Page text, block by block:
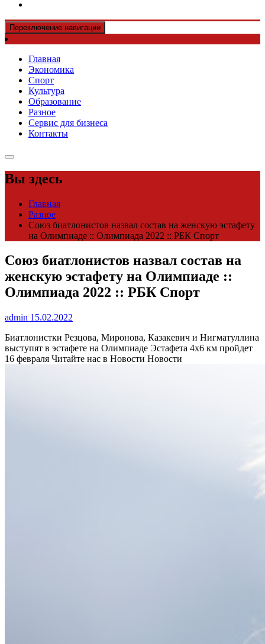
Переключение навигации
Главная
Экономика
Спорт
Культура
Образование
Разное
Сервис для бизнеса
Контакты
Вы здесь
Главная
Разное
Союз биатлонистов назвал состав на женскую эстафету
на Олимпиаде :: Олимпиада 2022 :: РБК Спорт
Союз биатлонистов назвал состав на
женскую эстафету на Олимпиаде ::
Олимпиада 2022 :: РБК Спорт
admin 15.02.2022
Биатлонистки Резцова, Миронова, Казакевич и Нигматуллина
выступят в эстафете на Олимпиаде Эстафета 4х6 км пройдет
16 февраля Читайте нас в Новости Новости